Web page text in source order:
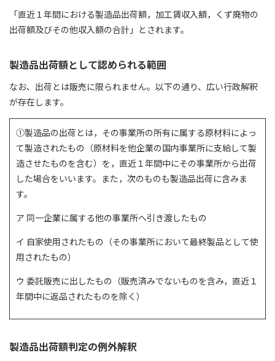
「直近１年間における製造品出荷額，加工賃収入額，くず廃物の
出荷額及びその他収入額の合計」とされます。
製造品出荷額として認められる範囲
なお、出荷とは販売に限られません。以下の通り、広い行政解釈
が存在します。
①製造品の出荷とは，その事業所の所有に属する原材料によっ
て製造されたもの（原材料を他企業の国内事業所に支給して製
造させたものを含む）を，直近１年間中にその事業所から出荷
した場合をいいます。また，次のものも製造品出荷に含みま
す。
ア 同一企業に属する他の事業所へ引き渡したもの
イ 自家使用されたもの（その事業所において最終製品として使
用されたもの）
ウ 委託販売に出したもの（販売済みでないものを含み，直近１
年間中に返品されたものを除く）
製造品出荷額判定の例外解釈